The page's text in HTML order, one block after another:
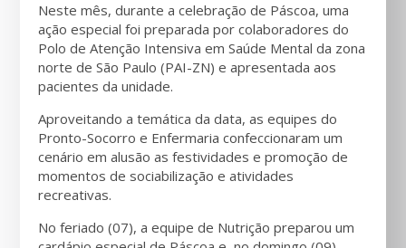
Neste mês, durante a celebração de Páscoa, uma
ação especial foi preparada por colaboradores do
Polo de Atenção Intensiva em Saúde Mental da zona
norte de São Paulo (PAI-ZN) e apresentada aos
pacientes da unidade.
Aproveitando a temática da data, as equipes do
Pronto-Socorro e Enfermaria confeccionaram um
cenário em alusão as festividades e promoção de
momentos de sociabilização e atividades
recreativas.
No feriado (07), a equipe de Nutrição preparou um